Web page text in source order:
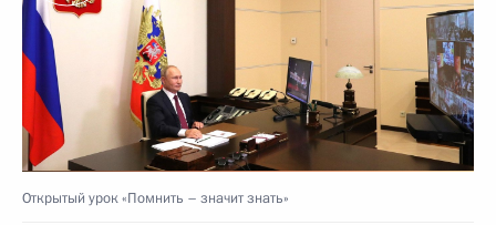
Открытый урок «Помнить – значит знать»